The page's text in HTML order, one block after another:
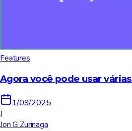
Features
Agora você pode usar
1/09/2025
J
Jon G Zurinaga